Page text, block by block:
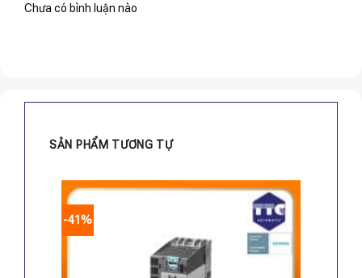
Chưa có bình luận nào
SẢN PHẨM TƯƠNG TỰ
-41%